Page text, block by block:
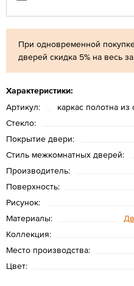
При одновременной
дверей скидка 5% на весь
Характеристики:
Артикул:
каркас полотна
Стекло:
Покрытие двери:
Стиль межкомнатных дверей:
Производитель:
Поверхность:
Рисунок:
Материалы:
Коллекция:
Место производства:
Цвет: